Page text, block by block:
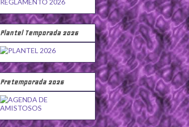
Plantel Temporada 2026
Pretemporada 2026